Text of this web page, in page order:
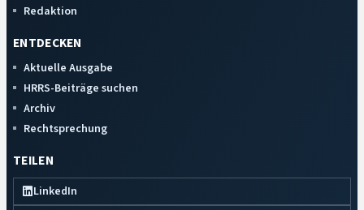
Redaktion
ENTDECKEN
Aktuelle Ausgabe
HRRS-Beiträge suchen
Archiv
Rechtsprechung
TEILEN
LinkedIn